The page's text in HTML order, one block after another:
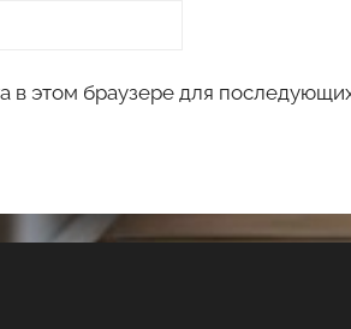
в этом браузере для